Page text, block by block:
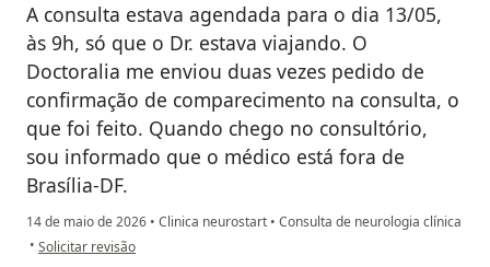
A consulta estava agendada para o dia 13/05,
às 9h, só que o Dr. estava viajando. O
Doctoralia me enviou duas vezes pedido de
confirmação de comparecimento na consulta, o
que foi feito. Quando chego no consultório,
sou informado que o médico está fora de
Brasília-DF.
14 de maio de 2026 • Clinica neurostart • Consulta de neurologia clínica
• na opinião do utilizador Rafael Carvalho
Solicitar revisão